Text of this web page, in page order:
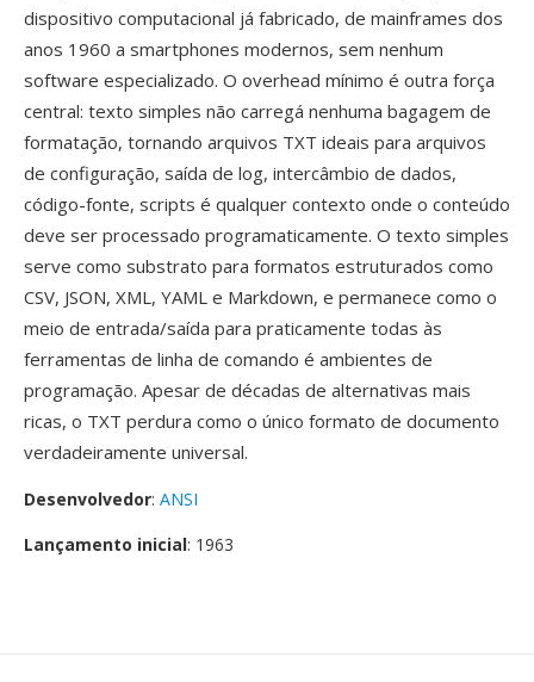
dispositivo computacional já fabricado, de mainframes dos
anos 1960 a smartphones modernos, sem nenhum
software especializado. O overhead mínimo é outra força
central: texto simples não carregá nenhuma bagagem de
formatação, tornando arquivos TXT ideais para arquivos
de configuração, saída de log, intercâmbio de dados,
código-fonte, scripts é qualquer contexto onde o conteúdo
deve ser processado programaticamente. O texto simples
serve como substrato para formatos estruturados como
CSV, JSON, XML, YAML e Markdown, e permanece como o
meio de entrada/saída para praticamente todas às
ferramentas de linha de comando é ambientes de
programação. Apesar de décadas de alternativas mais
ricas, o TXT perdura como o único formato de documento
verdadeiramente universal.
Desenvolvedor: ANSI
Lançamento inicial: 1963